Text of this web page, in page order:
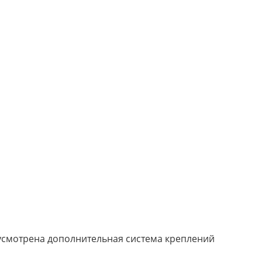
дополнительная система креплений